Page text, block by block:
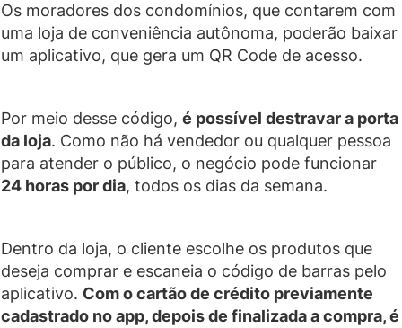
Os moradores dos condomínios, que contarem com
uma loja de conveniência autônoma, poderão baixar
um aplicativo, que gera um QR Code de acesso.
Por meio desse código, é possível destravar a porta
da loja. Como não há vendedor ou qualquer pessoa
para atender o público, o negócio pode funcionar
24 horas por dia, todos os dias da semana.
Dentro da loja, o cliente escolhe os produtos que
deseja comprar e escaneia o código de barras pelo
aplicativo. Com o cartão de crédito previamente
cadastrado no app, depois de finalizada a compra, é